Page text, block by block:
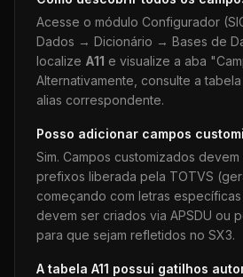
Acesse o módulo Configurador
Dados → Dicionário → Bases de
localize A11 e visualize a aba
Alternativamente, consulte a tabela
alias correspondente.
Posso adicionar campos
Sim. Campos customizados
prefixos liberada pela TOTVS
começando com letras
devem ser criados via APSDU ou
para que sejam refletidos no SX3.
A tabela A11 possui gatilhos